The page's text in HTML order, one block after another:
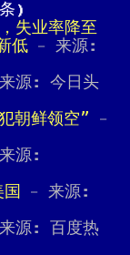
)
失业率降至
低 - 来源:
源: 今日头
朝鲜领空” -
源:
- 来源:
源: 百度热